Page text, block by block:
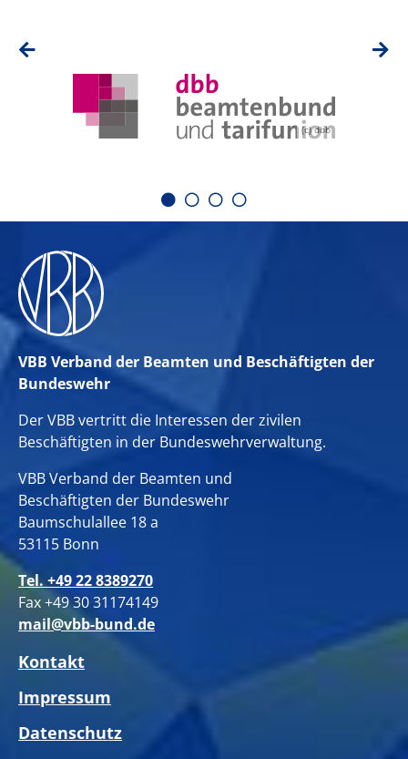
(c) dbb
VBB Verband der Beamten und Beschäftigten der
Bundeswehr
Der VBB vertritt die Interessen der zivilen
Beschäftigten in der Bundeswehrverwaltung.
VBB Verband der Beamten und
Beschäftigten der Bundeswehr
Baumschulallee 18 a
53115 Bonn
Tel. +49 22 8389270
Fax +49 30 31174149
mail@vbb-bund.de
Kontakt
Impressum
Datenschutz